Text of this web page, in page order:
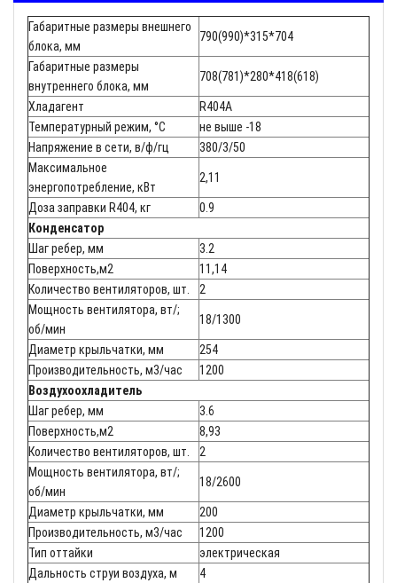
Габаритные размеры внешнего
блока, мм
790(990)*315*704
Габаритные размеры
внутреннего блока, мм
708(781)*280*418(618)
Хладагент
R404A
Температурный режим, °С
не выше -18
Напряжение в сети, в/ф/гц
380/3/50
Maксимальное
энергопотребление, кВт
2,11
Доза заправки R404, кг
0.9
Конденсатор
Шаг ребер, мм
3.2
Поверхность,м2
11,14
Количество вентиляторов, шт.
2
Мощность вентилятора, вт/;
об/мин
18/1300
Диаметр крыльчатки, мм
254
Производительность, м3/час
1200
Воздухоохладитель
Шаг ребер, мм
3.6
Поверхность,м2
8,93
Количество вентиляторов, шт.
2
Мощность вентилятора, вт/;
об/мин
18/2600
Диаметр крыльчатки, мм
200
Производительность, м3/час
1200
Тип оттайки
электрическая
Дальность струи воздуха, м
4